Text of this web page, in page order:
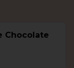
Chocolate